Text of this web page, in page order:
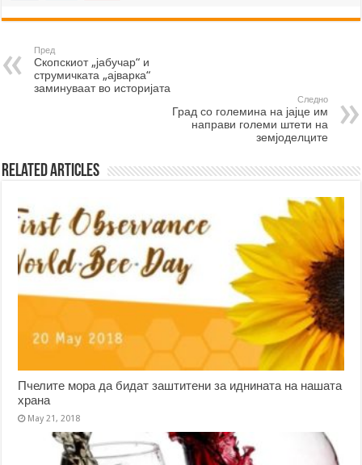
Пред
Скопскиот „јабучар“ и
струмичката „ајварка“
заминуваат во историјата
Следно
Град со големина на јајце им
направи големи штети на
земјоделците
Related Articles
Пчелите мора да бидат заштитени за иднината на нашата
храна
May 21, 2018